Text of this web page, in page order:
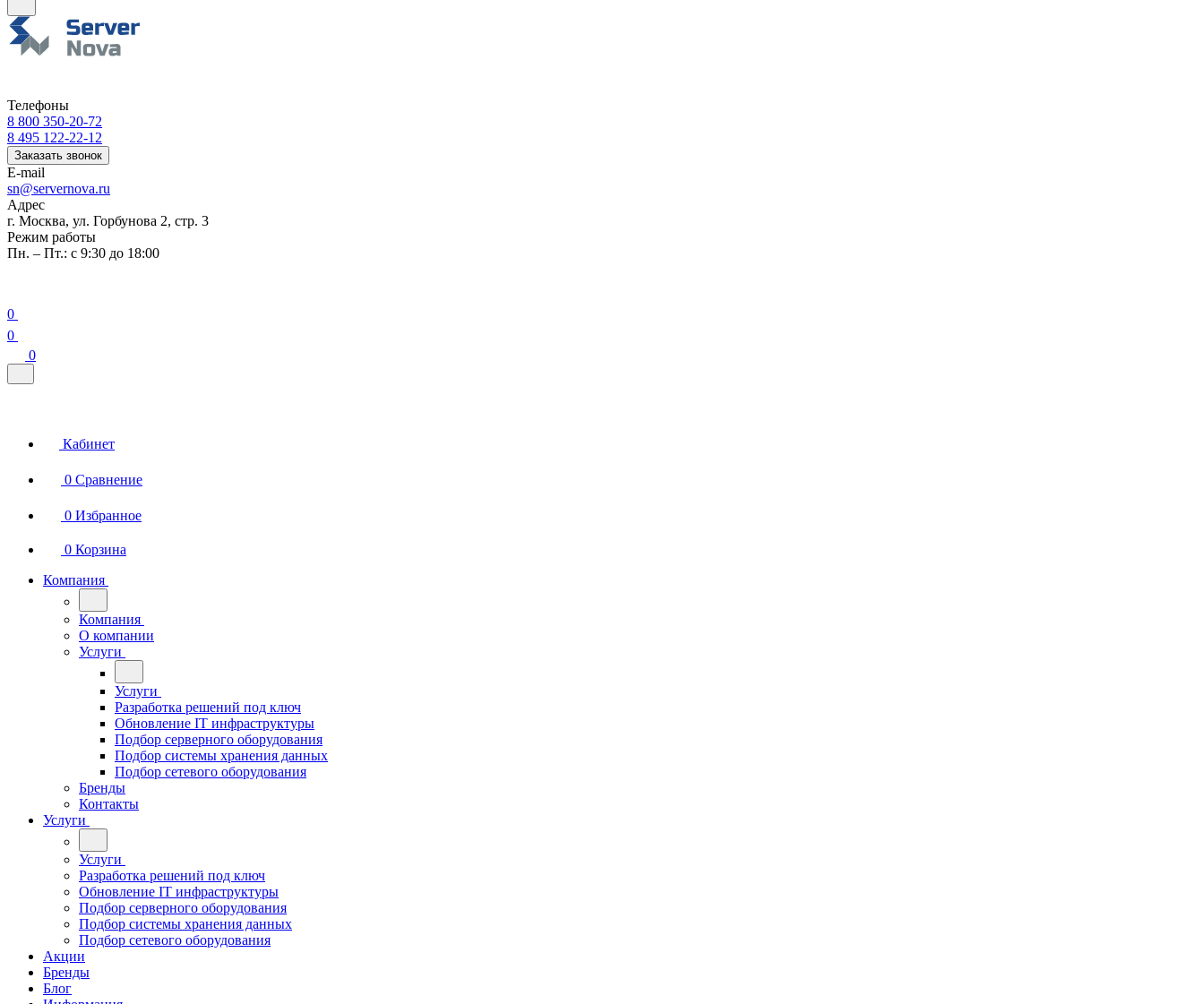
Телефоны
8 800 350-20-72
8 495 122-22-12
Заказать звонок
E-mail
sn@servernova.ru
Адрес
г. Москва, ул. Горбунова 2, стр. 3
Режим работы
Пн. – Пт.: с 9:30 до 18:00
0
0
0
Кабинет
0 Сравнение
0 Избранное
0 Корзина
Компания
Компания
О компании
Услуги
Услуги
Разработка решений под ключ
Обновление IT инфраструктуры
Подбор серверного оборудования
Подбор системы хранения данных
Подбор сетевого оборудования
Бренды
Контакты
Услуги
Услуги
Разработка решений под ключ
Обновление IT инфраструктуры
Подбор серверного оборудования
Подбор системы хранения данных
Подбор сетевого оборудования
Акции
Бренды
Блог